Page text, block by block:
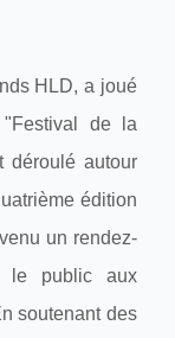
HLD, a joué
de la
déroulé autour
édition
un rendez-
le public aux
soutenant des